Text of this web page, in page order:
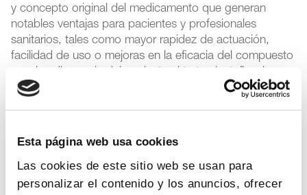
Esta página web usa cookies
Las cookies de este sitio web se usan para
personalizar el contenido y los anuncios, ofrecer
y concepto original del medicamento que generan
notables ventajas para pacientes y profesionales
sanitarios, tales como mayor rapidez de actuación,
facilidad de uso o mejoras en la eficacia del compuesto
el director del Departamento Técnico de Farmaindustria,
sanitario
, puesto que una mayor adherencia o
cumplimiento de tratamiento por parte del paciente
implica un mayor control de su enfermedad y, por tanto,
menor riesgo de recaídas y necesidad de otros